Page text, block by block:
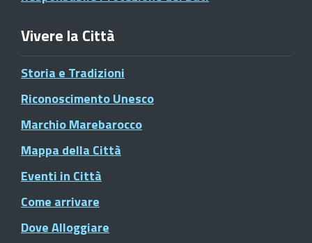
Vivere la Città
Storia e Tradizioni
Riconoscimento Unesco
Marchio Marebarocco
Mappa della Città
Eventi in Città
Come arrivare
Dove Alloggiare